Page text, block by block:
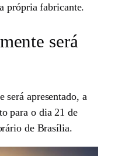
própria fabricante.
será
será apresentado, a
para o dia 21 de
de Brasília.